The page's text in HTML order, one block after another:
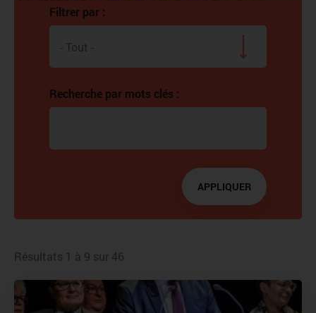
Filtrer par :
- Tout -
Recherche par mots clés :
APPLIQUER
Résultats 1 à 9 sur 46